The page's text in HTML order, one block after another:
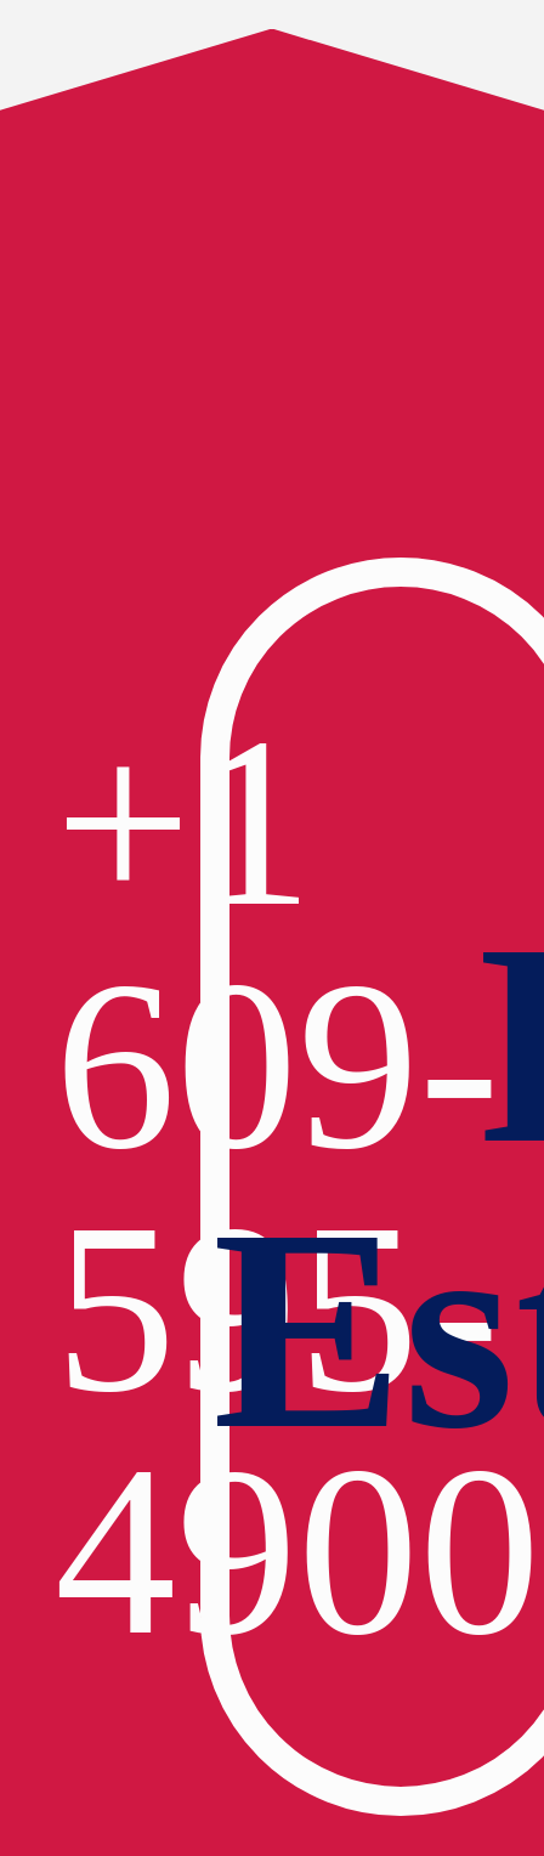
+1
609-
595-
4900